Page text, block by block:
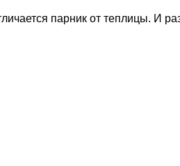
парник от теплицы. И